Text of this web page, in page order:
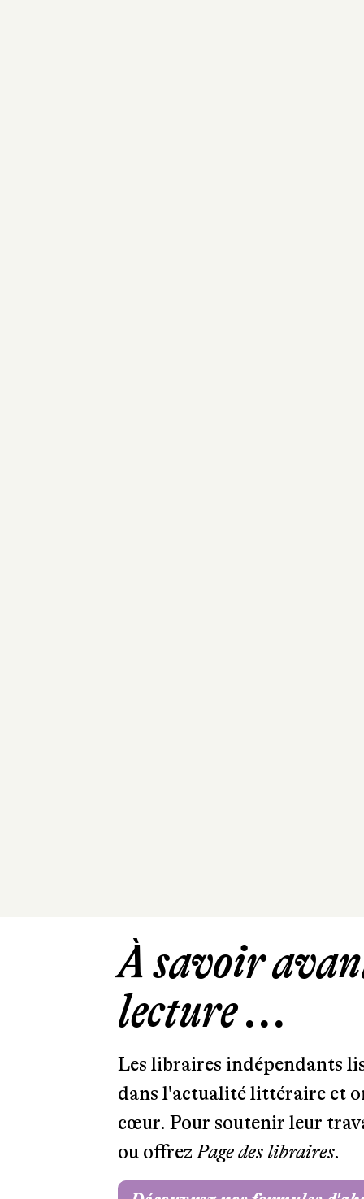
À savoir
lecture ...
Les libraires indépendants
dans l'actualité littéraire et
cœur. Pour soutenir leur
ou offrezPage des libraires.